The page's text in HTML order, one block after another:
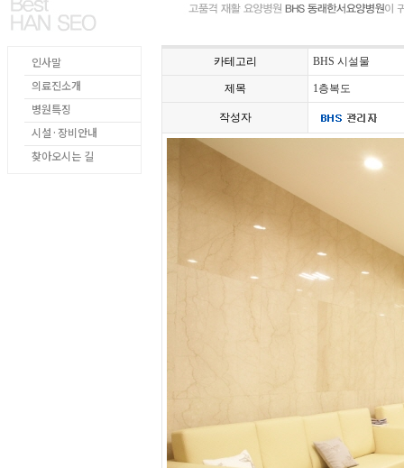
인사말
의료진소개
병원특징
시설·장비안내
찾아오시는 길
카테고리 BHS 시설물
제목 1층복도
작성자